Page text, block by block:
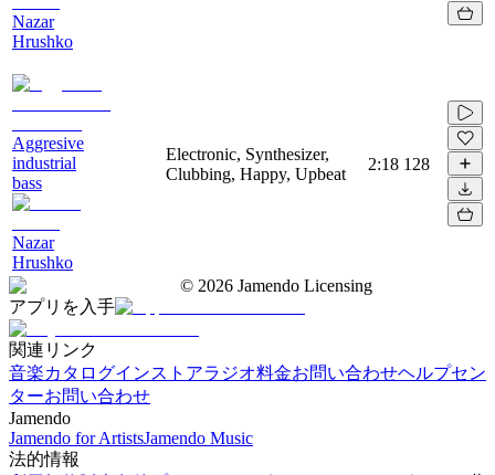
Nazar
Hrushko
Aggresive
industrial
bass
Nazar
Hrushko
Electronic, Synthesizer,
Clubbing, Happy, Upbeat
2:18 128
© 2026 Jamendo Licensing
アプリを入手
関連リンク
音楽カタログインストアラジオ料金お問い合わせヘルプセン
ターお問い合わせ
Jamendo
Jamendo for ArtistsJamendo Music
法的情報